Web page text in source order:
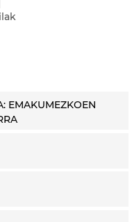
EMAKUMEZKOEN